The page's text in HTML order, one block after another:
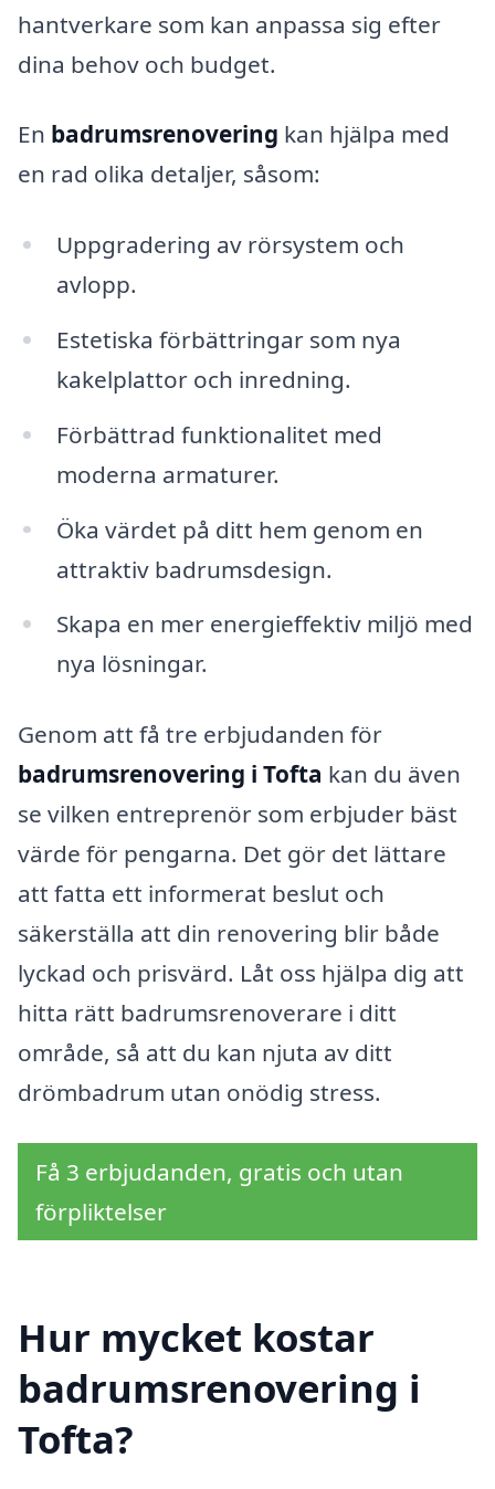
hantverkare som kan anpassa sig efter
dina behov och budget.
En badrumsrenovering kan hjälpa med
en rad olika detaljer, såsom:
Uppgradering av rörsystem och
avlopp.
Estetiska förbättringar som nya
kakelplattor och inredning.
Förbättrad funktionalitet med
moderna armaturer.
Öka värdet på ditt hem genom en
attraktiv badrumsdesign.
Skapa en mer energieffektiv miljö med
nya lösningar.
Genom att få tre erbjudanden för
badrumsrenovering i Tofta kan du även
se vilken entreprenör som erbjuder bäst
värde för pengarna. Det gör det lättare
att fatta ett informerat beslut och
säkerställa att din renovering blir både
lyckad och prisvärd. Låt oss hjälpa dig att
hitta rätt badrumsrenoverare i ditt
område, så att du kan njuta av ditt
drömbadrum utan onödig stress.
Få 3 erbjudanden, gratis och utan
förpliktelser
Hur mycket kostar
badrumsrenovering i
Tofta?